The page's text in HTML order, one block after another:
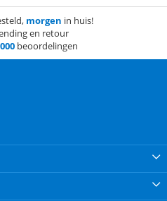
morgen in huis!
en retour
beoordelingen